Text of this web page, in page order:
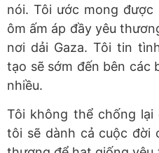
nói. Tôi ước mong
ôm ấm áp đầy yêu
nơi dải Gaza. Tôi tin
tạo sẽ sớm đến bên các
nhiều.
Tôi không thể chống
tôi sẽ dành cả cuộc đời